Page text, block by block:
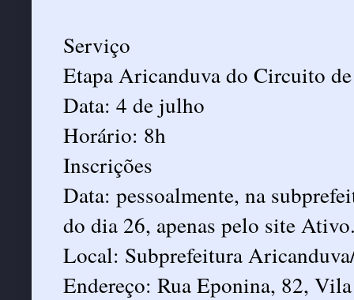
Serviço
Etapa Aricanduva do Circuito
Data: 4 de julho
Horário: 8h
Inscrições
Data: pessoalmente, na
do dia 26, apenas pelo site
Local: Subprefeitura
Endereço: Rua Eponina, 82,